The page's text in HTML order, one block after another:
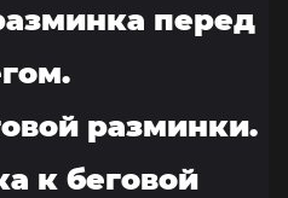
перед
разминки.
к беговой